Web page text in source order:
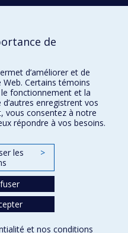
physique
de
d’améliorer et de
Certains témoins
fonctionnement et la
enregistrent vos
vous consentez à notre
répondre à vos besoins.
les
>
et nos conditions